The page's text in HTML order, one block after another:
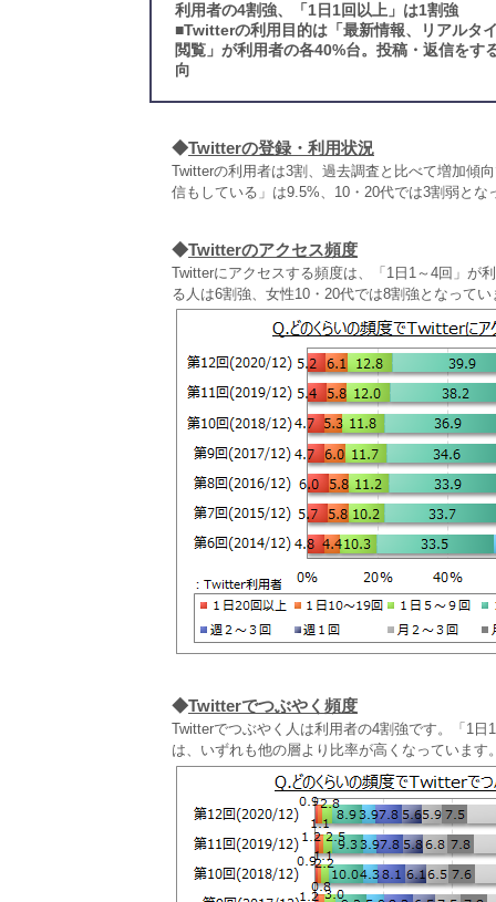
利用者の4割強、「1日1回以上」は1割強
■Twitterの利用目的は「最新情報、リアルタ
閲覧」が利用者の各40%台。投稿・返信を
向
◆Twitterの登録・利用状況
Twitterの利用者は3割、過去調査と比べて増加傾
信もしている」は9.5%、10・20代では3割弱とな
◆Twitterのアクセス頻度
Twitterにアクセスする頻度は、「1日1～4回」が
る人は6割強、女性10・20代では8割強となってい
◆Twitterでつぶやく頻度
Twitterでつぶやく人は利用者の4割強です。「1
は、いずれも他の層より比率が高くなっています